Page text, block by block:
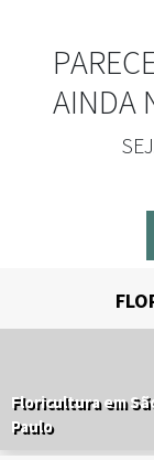
AINDA
Floricultura em
Paulo